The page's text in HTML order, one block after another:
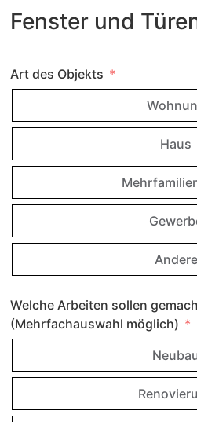
Fenster und
Art des Objekts
Haus
Andere
Welche Arbeiten sollen
(Mehrfachauswahl möglich)